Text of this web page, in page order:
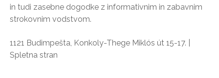
in tudi zasebne dogodke z informativnim in zabavnim
strokovnim vodstvom.
1121 Budimpešta, Konkoly-Thege Miklós út 15-17. |
Spletna stran